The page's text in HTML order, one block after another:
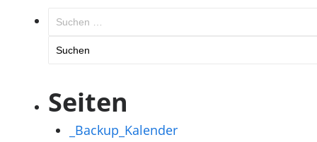
Suchen
Seiten
_Backup_Kalender